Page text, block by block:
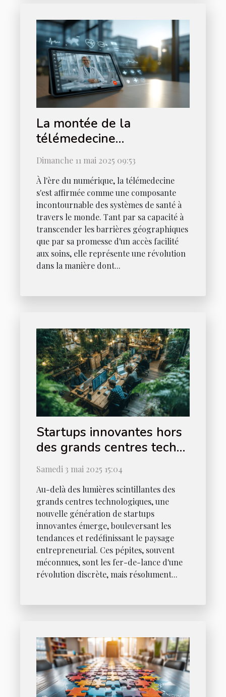
La montée de la
télémedecine
opportunités et défis pour
les systèmes de santé
mondiaux
Dimanche 11 mai 2025 09:53
À l'ère du numérique, la télémedecine
s'est affirmée comme une composante
incontournable des systèmes de santé à
travers le monde. Tant par sa capacité à
transcender les barrières géographiques
que par sa promesse d'un accès facilité
aux soins, elle représente une révolution
dans la manière dont...
Startups innovantes hors
des grands centres tech
découvrez les nouvelles
pépites
Samedi 3 mai 2025 15:04
Au-delà des lumières scintillantes des
grands centres technologiques, une
nouvelle génération de startups
innovantes émerge, bouleversant les
tendances et redéfinissant le paysage
entrepreneurial. Ces pépites, souvent
méconnues, sont les fer-de-lance d'une
révolution discrète, mais résolument...